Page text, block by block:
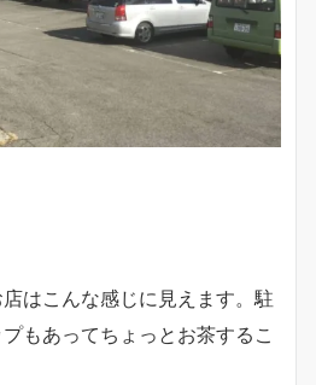
はこんな感じに見えます。駐
もあってちょっとお茶するこ